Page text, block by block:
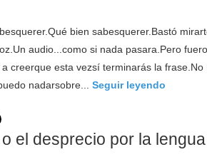
bien sabesquerer.Bastó
audio...como si nada pasara.Pero
creerque esta vezsí terminarás la
nadarsobre... Seguir leyendo
el desprecio por la lengua